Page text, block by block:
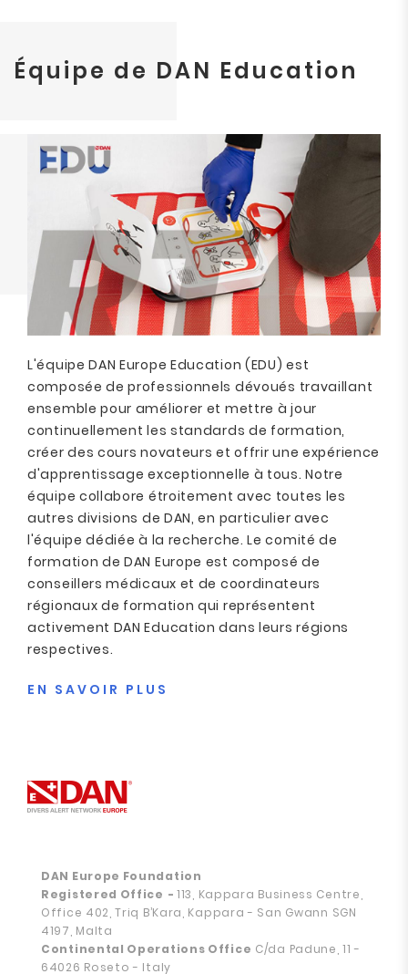
Équipe de DAN Education
L'équipe DAN Europe Education (EDU) est
composée de professionnels dévoués travaillant
ensemble pour améliorer et mettre à jour
continuellement les standards de formation,
créer des cours novateurs et offrir une expérience
d'apprentissage exceptionnelle à tous. Notre
équipe collabore étroitement avec toutes les
autres divisions de DAN, en particulier avec
l'équipe dédiée à la recherche. Le comité de
formation de DAN Europe est composé de
conseillers médicaux et de coordinateurs
régionaux de formation qui représentent
activement DAN Education dans leurs régions
respectives.
EN SAVOIR PLUS
DAN Europe Foundation
Registered Office -113, Kappara Business Centre,
Office 402, Triq B’Kara, Kappara - San Gwann SGN
4197, Malta
Continental Operations Office C/da Padune, 11 -
64026 Roseto - Italy